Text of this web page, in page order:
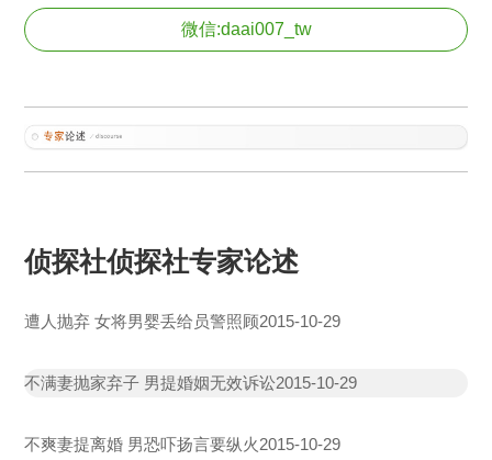
微信:daai007_tw
侦探社侦探社专家论述
遭人抛弃 女将男婴丢给员警照顾2015-10-29
不满妻抛家弃子 男提婚姻无效诉讼2015-10-29
不爽妻提离婚 男恐吓扬言要纵火2015-10-29